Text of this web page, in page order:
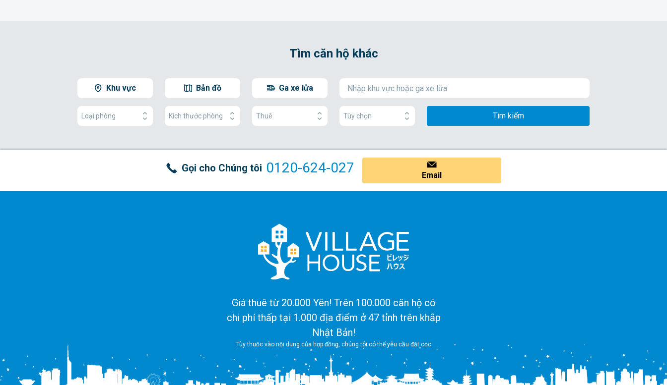
Tìm căn hộ khác
Khu vực Bản đồ Ga xe lửa
Loại phòng Kích thước phòng Thuê Tùy chọn Tìm kiếm
Gọi cho Chúng tôi 0120-624-027 Email
Giá thuê từ 20.000 Yên! Trên 100.000 căn hộ có
chi phí thấp tại 1.000 địa điểm ở 47 tỉnh trên khắp
Nhật Bản!
Tùy thuộc vào nội dung của hợp đồng, chúng tôi có thể yêu cầu đặt cọc